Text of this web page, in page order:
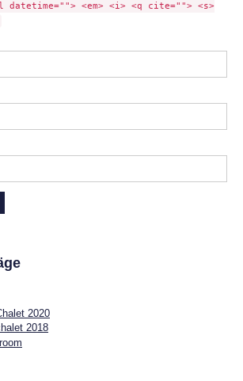
datetime=""> <em> <i> <q cite=""> <s>
2020
2018